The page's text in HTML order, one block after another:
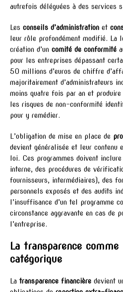
autrefois déléguées à des services
Les conseils d’administration et
leur rôle profondément modifié. La
création d’un comité de conformité
pour les entreprises dépassant
50 millions d’euros de chiffre
majoritairement d’administrateurs
moins quatre fois par an et
les risques de non-conformité
pour y remédier.
L’obligation de mise en place de
devient généralisée et leur
loi. Ces programmes doivent inclure
interne, des procédures de
fournisseurs, intermédiaires), des
personnels exposés et des audits
l’insuffisance d’un tel programme
circonstance aggravante en cas de
l’entreprise.
La transparence
catégorique
La transparence financière devient